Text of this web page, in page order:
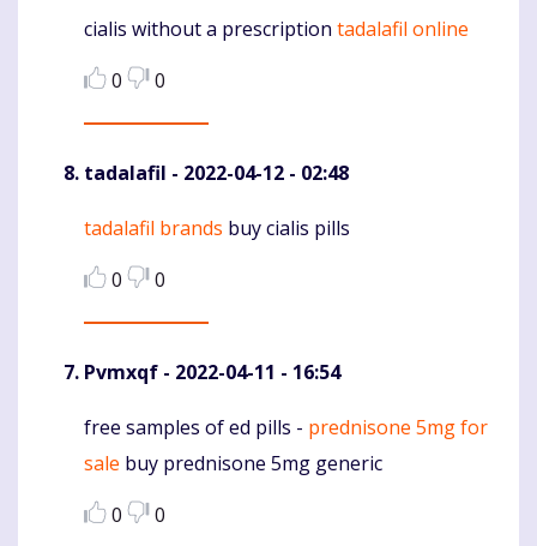
Komentaras
cialis without a prescription tadalafil online
0
0
tadalafil - 2022-04-12 - 02:48
Komentaras
tadalafil brands buy cialis pills
0
0
Pvmxqf - 2022-04-11 - 16:54
Komentaras
free samples of ed pills - prednisone 5mg for
sale buy prednisone 5mg generic
0
0